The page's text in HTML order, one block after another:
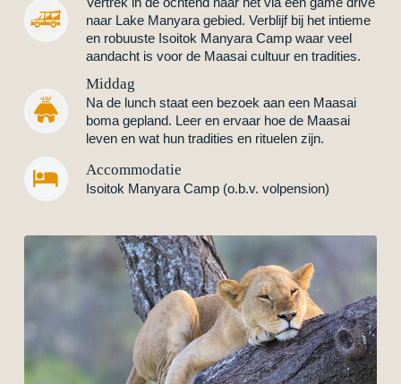
naar Lake Manyara gebied. Verblijf bij het intieme
en robuuste Isoitok Manyara Camp waar veel
aandacht is voor de Maasai cultuur en tradities.
Middag
Na de lunch staat een bezoek aan een Maasai
boma gepland. Leer en ervaar hoe de Maasai
leven en wat hun tradities en rituelen zijn.

 Accommodatie
Isoitok Manyara Camp (o.b.v. volpension)